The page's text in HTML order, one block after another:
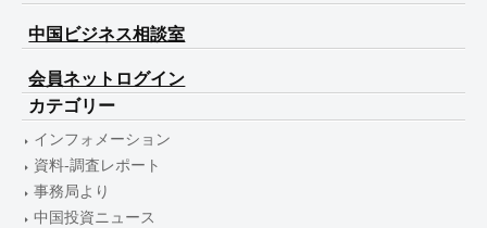
中国ビジネス相談室
会員ネットログイン
カテゴリー
インフォメーション
資料-調査レポート
事務局より
中国投資ニュース